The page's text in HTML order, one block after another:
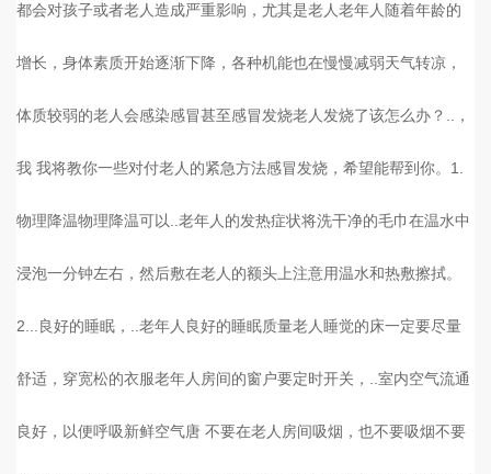
都会对孩子或者老人造成严重影响，尤其是老人老年人随着年龄的
增长，身体素质开始逐渐下降，各种机能也在慢慢减弱天气转凉，
体质较弱的老人会感染感冒甚至感冒发烧老人发烧了该怎么办？..，
我 我将教你一些对付老人的紧急方法感冒发烧，希望能帮到你。1.
物理降温物理降温可以..老年人的发热症状将洗干净的毛巾在温水中
浸泡一分钟左右，然后敷在老人的额头上注意用温水和热敷擦拭。
2...良好的睡眠，..老年人良好的睡眠质量老人睡觉的床一定要尽量
舒适，穿宽松的衣服老年人房间的窗户要定时开关，..室内空气流通
良好，以便呼吸新鲜空气唐 不要在老人房间吸烟，也不要吸烟不要